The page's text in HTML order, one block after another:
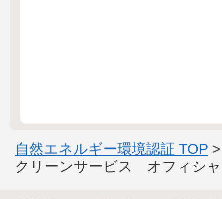
自然エネルギー環境認証 TOP
クリーンサービス オフィシ